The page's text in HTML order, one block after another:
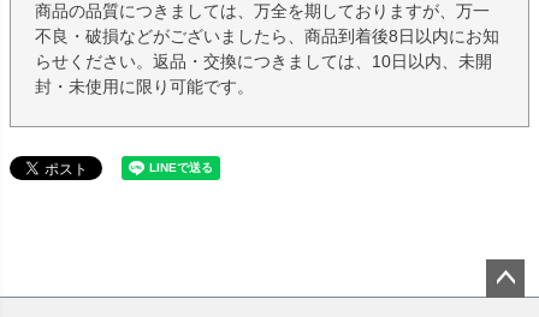
商品の品質につきましては、万全を期しておりますが、万一
不良・破損などがございましたら、商品到着後8日以内にお知
らせください。返品・交換につきましては、10日以内、未開
封・未使用に限り可能です。